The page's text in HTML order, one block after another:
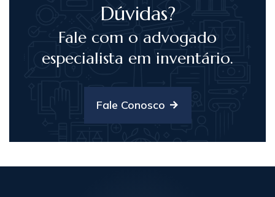
Dúvidas?
Fale com o advogado
especialista em inventário.
Fale Conosco